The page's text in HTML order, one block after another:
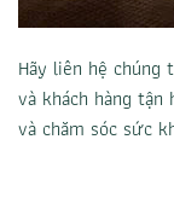
Hãy liên hệ
và khách hàng
và chăm sóc sức